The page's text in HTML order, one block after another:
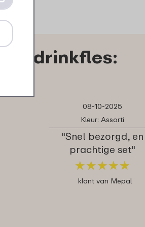
up drinkfles:
08-10-2025
Kleur: Assorti
"Snel bezorgd, en
prachtige set"
★★★★★
★★★★★
klant van Mepal